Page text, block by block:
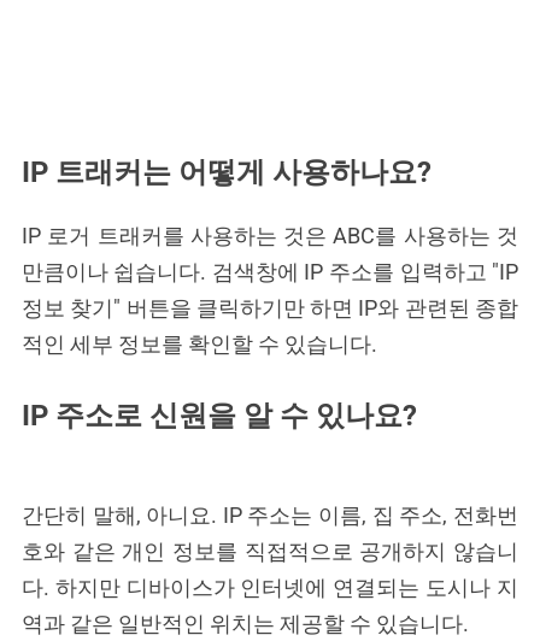
IP 트래커는 어떻게 사용하나요?
IP 로거 트래커를 사용하는 것은 ABC를 사용하는 것
만큼이나 쉽습니다. 검색창에 IP 주소를 입력하고 "IP
정보 찾기" 버튼을 클릭하기만 하면 IP와 관련된 종합
적인 세부 정보를 확인할 수 있습니다.
IP 주소로 신원을 알 수 있나요?
간단히 말해, 아니요. IP 주소는 이름, 집 주소, 전화번
호와 같은 개인 정보를 직접적으로 공개하지 않습니
다. 하지만 디바이스가 인터넷에 연결되는 도시나 지
역과 같은 일반적인 위치는 제공할 수 있습니다.